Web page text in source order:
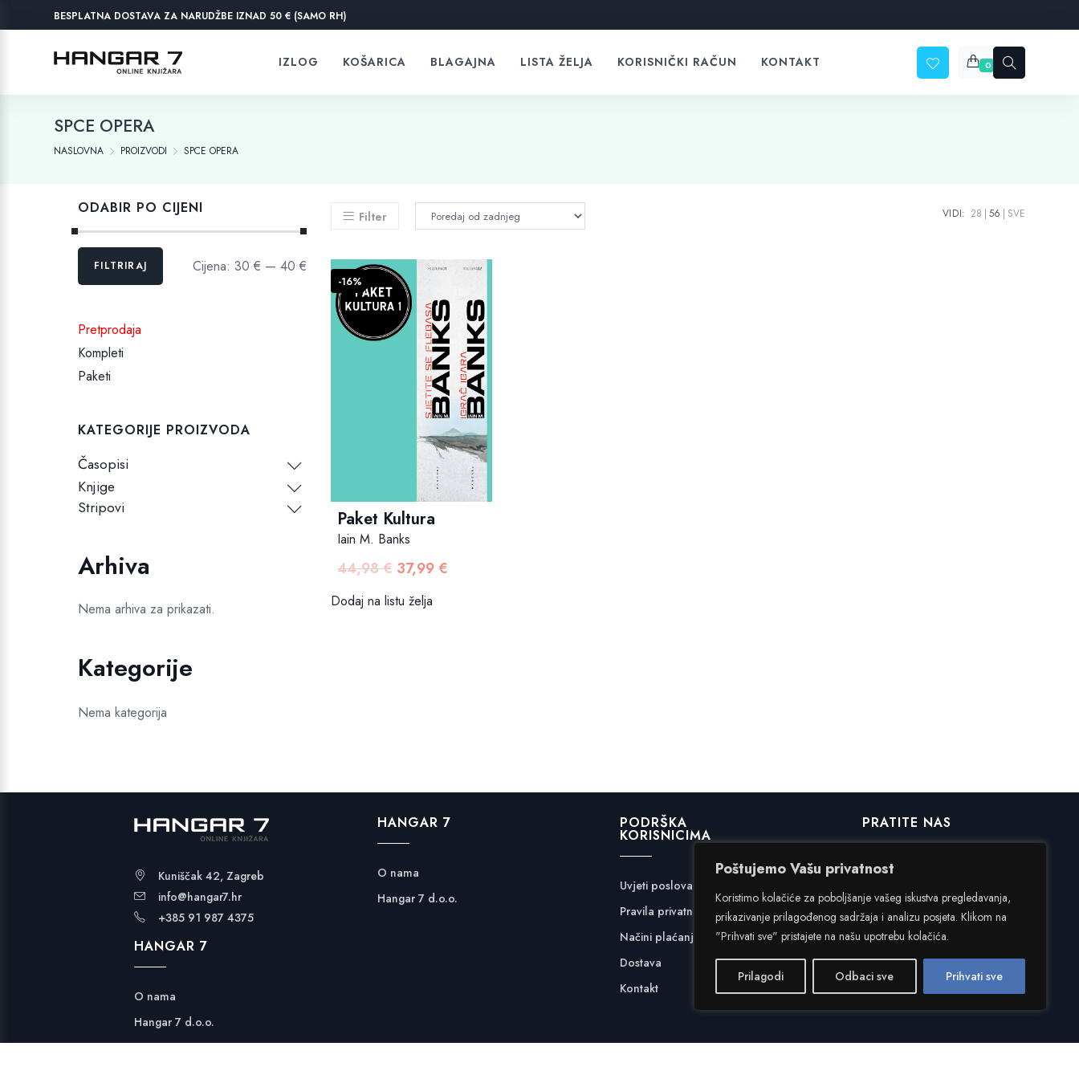
Poštujemo Vašu privatnost
Koristimo kolačiće za poboljšanje vašeg iskustva pregledavanja,
prikazivanje prilagođenog sadržaja i analizu posjeta. Klikom na
"Prihvati sve" pristajete na našu upotrebu kolačića.
Prilagodi Odbaci sve Prihvati sve
BESPLATNA DOSTAVA ZA NARUDŽBE IZNAD 50 € (SAMO RH)
IZLOG KOŠARICA BLAGAJNA LISTA ŽELJA KORISNIČKI RAČUN KONTAKT 0
SPCE OPERA
NASLOVNA PROIZVODI SPCE OPERA
Filter VIDI: 28 56 SVE
-16%
Paket Kultura
Iain M. Banks
44,98€ Izvorna
bila
37,99 €Trenutna
Dodaj na listu želja
ODABIR PO CIJENI
Min
MaksFILTRIRAJ Cijena: 30 € — 40 €
Pretprodaja
Kompleti
Paketi
KATEGORIJE PROIZVODA
Časopisi
Knjige
Stripovi
Arhiva
Nema arhiva za prikazati.
Kategorije
Nema kategorija
Kuniščak 42, Zagreb
info@hangar7.hr
+385 91 987 4375
HANGAR 7
O nama
Hangar 7 d.o.o.
HANGAR 7
O nama
Hangar 7 d.o.o.
PODRŠKA
KORISNICIMA
Uvjeti poslovanja
Pravila privatnosti
Načini plaćanja
Dostava
Kontakt
PRATITE NAS
Facebook
Instagram